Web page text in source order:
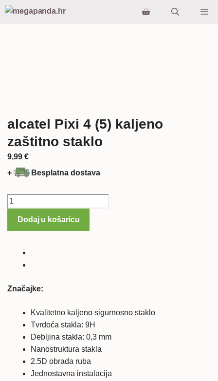
Preskoči
alcatel Pixi 4 (5) kaljeno
zaštitno staklo
9,99 €
+
Besplatna dostava
alcatel
količina
Dodaj u košaricu
Značajke:
Kvalitetno kaljeno sigurnosno staklo
Tvrdoća stakla: 9H
Debljina stakla: 0,3 mm
Nanostruktura stakla
2.5D obrada ruba
Jednostavna instalacija